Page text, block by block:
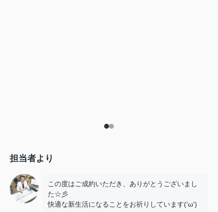
担当者より
この度はご成約いただき、ありがとうございまし
た☆彡
快適な新生活になることをお祈りしています('ω')